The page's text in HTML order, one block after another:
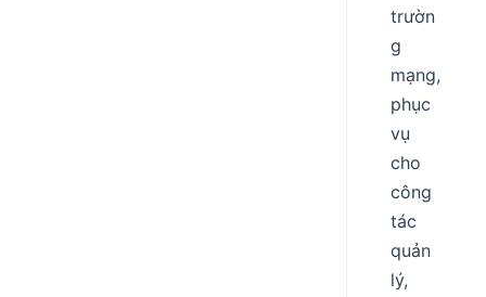
trườn
g
mạng,
phục
vụ
cho
công
tác
quản
lý,